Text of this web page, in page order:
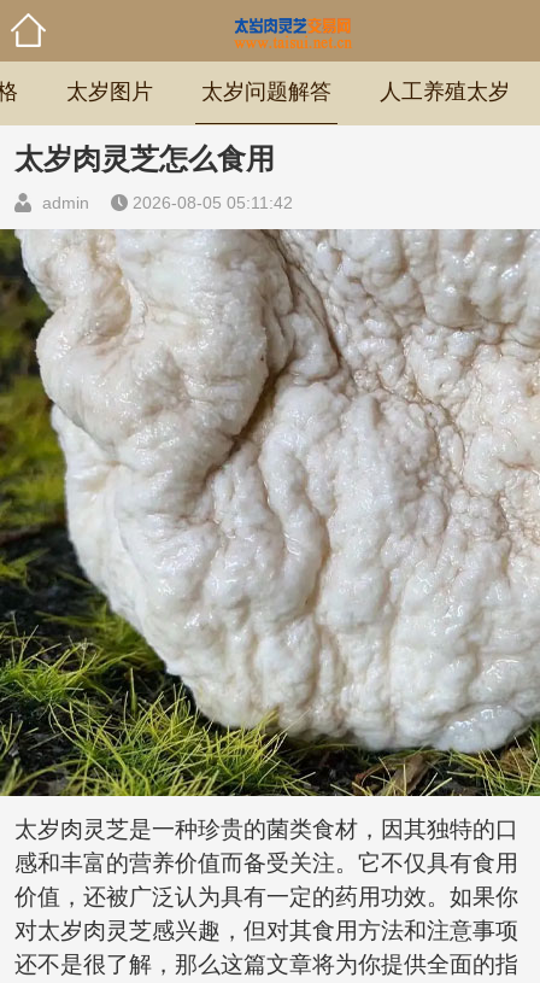
太岁图片 太岁问题解答 人工养殖太岁
太岁肉灵芝怎么食用
admin 2026-08-05 05:11:42
太岁肉灵芝是一种珍贵的菌类食材，因其独特的口
感和丰富的营养价值而备受关注。它不仅具有食用
价值，还被广泛认为具有一定的药用功效。如果你
对太岁肉灵芝感兴趣，但对其食用方法和注意事项
还不是很了解，那么这篇文章将为你提供全面的指